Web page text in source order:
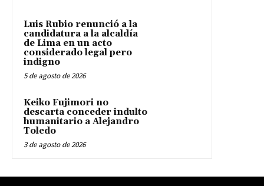
Luis Rubio renunció a la
candidatura a la alcaldía
de Lima en un acto
considerado legal pero
indigno
5 de agosto de 2026
Keiko Fujimori no
descarta conceder indulto
humanitario a Alejandro
Toledo
3 de agosto de 2026